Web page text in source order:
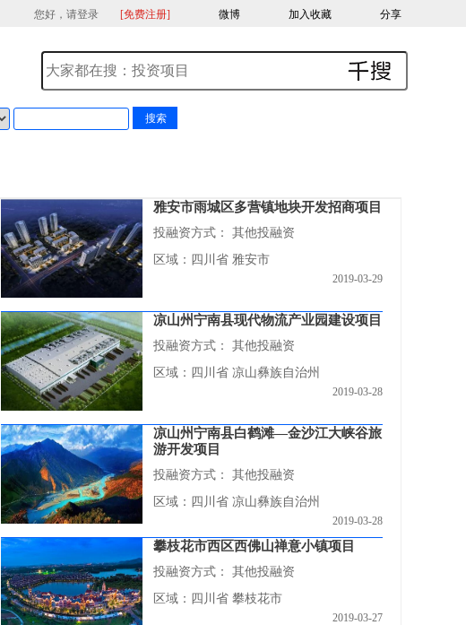
您好，请登录 [免费注册] 微博 加入收藏 分享
雅安市雨城区多营镇地块开发招商项目
投融资方式：
其他投融资
区域：四川省 雅安市
2019-03-29
凉山州宁南县现代物流产业园建设项目
投融资方式：
其他投融资
区域：四川省 凉山彝族自治州
2019-03-28
凉山州宁南县白鹤滩—金沙江大峡谷旅
游开发项目
投融资方式：
其他投融资
区域：四川省 凉山彝族自治州
2019-03-28
攀枝花市西区西佛山禅意小镇项目
投融资方式：
其他投融资
区域：四川省 攀枝花市
2019-03-27